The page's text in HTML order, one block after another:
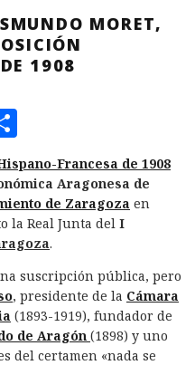
MORET,
1908
o
m
p
a
rt
ir
Francesa de 1908
Aragonesa de
de Zaragoza en
la Real Junta del I
.
suscripción pública, pero
, presidente de la Cámara
(1893-1919), fundador de
de Aragón (1898) y uno
del certamen «nada se